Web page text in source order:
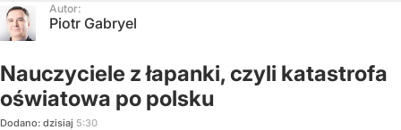
Autor:
Piotr Gabryel
Nauczyciele z łapanki, czyli katastrofa
oświatowa po polsku
Dodano: dzisiaj 5:30